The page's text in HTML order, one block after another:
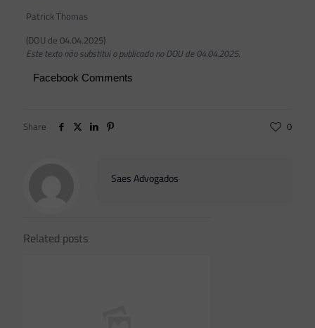
Patrick Thomas
(DOU de 04.04.2025)
Este texto não substitui o publicado no DOU de 04.04.2025.
Facebook Comments
Share 0
Saes Advogados
Related posts